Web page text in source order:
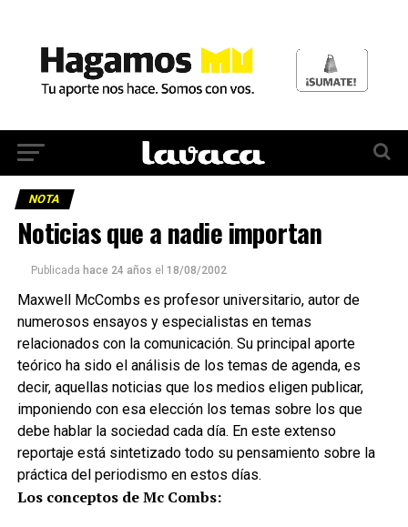
NOTA
Noticias que a nadie importan
Publicada hace 24 años el 18/08/2002
Maxwell McCombs es profesor universitario, autor de
numerosos ensayos y especialistas en temas
relacionados con la comunicación. Su principal aporte
teórico ha sido el análisis de los temas de agenda, es
decir, aquellas noticias que los medios eligen publicar,
imponiendo con esa elección los temas sobre los que
debe hablar la sociedad cada día. En este extenso
reportaje está sintetizado todo su pensamiento sobre la
práctica del periodismo en estos días.
Los conceptos de Mc Combs: